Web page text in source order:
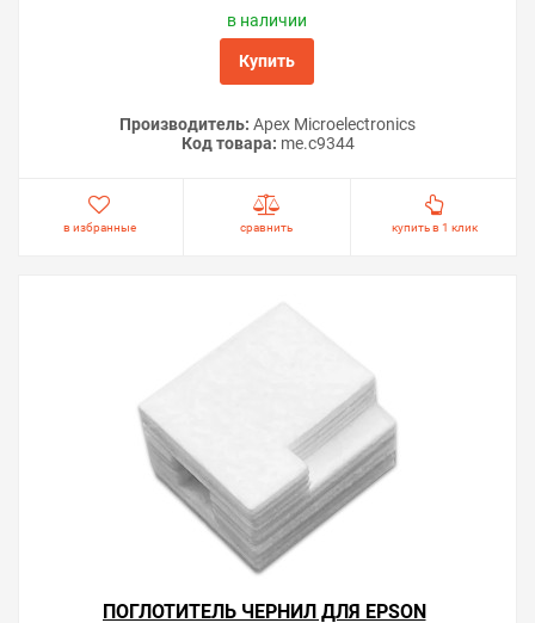
в наличии
Купить
Производитель: Apex Microelectronics
Код товара: me.c9344
в избранные сравнить купить в 1 клик
ПОГЛОТИТЕЛЬ ЧЕРНИЛ ДЛЯ EPSON